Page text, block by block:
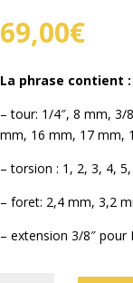
69,00€
La phrase contient :
– tour: 1/4″, 8 mm, 3/
mm, 16 mm, 17 mm,
– torsion : 1, 2, 3, 4, 5,
– foret: 2,4 mm, 3,2
– extension 3/8″ pour